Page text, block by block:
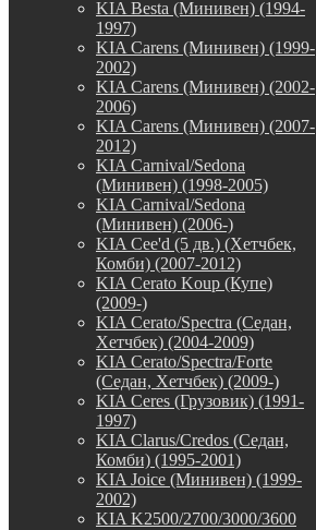
KIA Besta (Минивен) (1994-
1997)
KIA Carens (Минивен) (1999-
2002)
KIA Carens (Минивен) (2002-
2006)
KIA Carens (Минивен) (2007-
2012)
KIA Carnival/Sedona
(Минивен) (1998-2005)
KIA Carnival/Sedona
(Минивен) (2006-)
KIA Cee'd (5 дв.) (Хетчбек,
Комби) (2007-2012)
KIA Cerato Koup (Купе)
(2009-)
KIA Cerato/Spectra (Седан,
Хетчбек) (2004-2009)
KIA Cerato/Spectra/Forte
(Седан, Хетчбек) (2009-)
KIA Ceres (Грузовик) (1991-
1997)
KIA Clarus/Credos (Седан,
Комби) (1995-2001)
KIA Joice (Минивен) (1999-
2002)
KIA K2500/2700/3000/3600